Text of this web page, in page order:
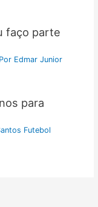
faço parte
Edmar Junior
para
Futebol